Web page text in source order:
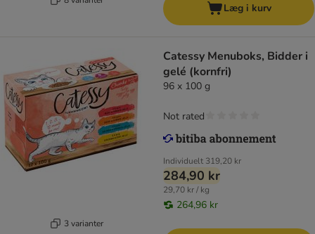
Læg i kurv
3 varianter
Catessy Menuboks, Bidder i
gelé (kornfri)
96 x 100 g
Individuelt 319,20 kr
284,90 kr
29,70 kr / kg
264,96 kr
Not rated